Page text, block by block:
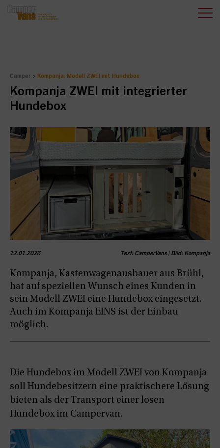
Camper > Kompanja: Modell ZWEI mit Hundebox
Kompanja ZWEI mit integrierter
Hundebox
12.01.2026 Text: CamperVans | Bild: Kompanja
Kompanja, Kastenwagenausbauer aus Brühl,
hat auf speziellen Wunsch eines Kunden in
sein Modell ZWEI eine Hundebox eingesetzt.
Auch im Kompanja EINS ist der Einbau
möglich.
Die Hundebox im Modell ZWEI von Kompanja
soll Hundebesitzern eine praktischere Lösung
bieten als der Transport einer losen
Hundebox im Campervan.